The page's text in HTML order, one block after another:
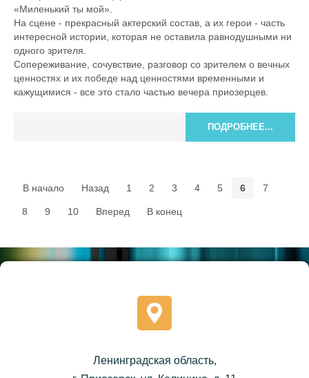
«Миленький ты мой».
На сцене - прекрасный актерский состав, а их герои - часть
интересной истории, которая не оставила равнодушными ни
одного зрителя.
Сопереживание, сочувствие, разговор со зрителем о вечных
ценностях и их победе над ценностями временными и
кажущимися - все это стало частью вечера приозерцев.
ПОДРОБНЕЕ...
В начало Назад 1 2 3 4 5 6 7
8 9 10 Вперед В конец
Ленинградская область,